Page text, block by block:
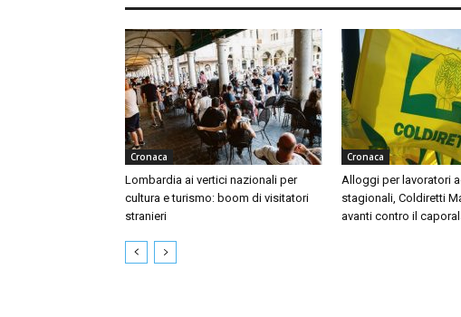
Cronaca
Lombardia ai vertici nazionali per
cultura e turismo: boom di visitatori
stranieri
Cronaca
Alloggi per lavoratori
stagionali, Coldiretti
avanti contro il